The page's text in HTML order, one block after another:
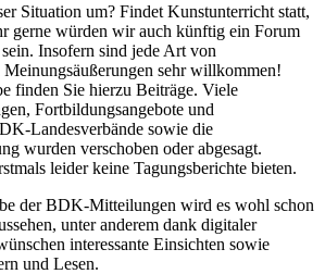
Situation um? Findet Kunstunterricht statt,
gerne würden wir auch künftig ein Forum
Insofern sind jede Art von
sehr willkommen!
finden Sie hierzu Beiträge. Viele
Fortbildungsangebote und
Landesverbände sowie die
wurden verschoben oder abgesagt.
leider keine Tagungsberichte bieten.
der BDK-Mitteilungen wird es wohl schon
unter anderem dank digitaler
interessante Einsichten sowie
und Lesen.